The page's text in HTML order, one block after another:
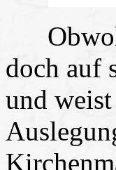
doch auf
und